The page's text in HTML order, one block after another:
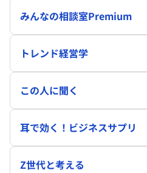
みんなの相談室Premium
トレンド経営学
この人に聞く
耳で効く！ビジネスサプリ
Z世代と考える